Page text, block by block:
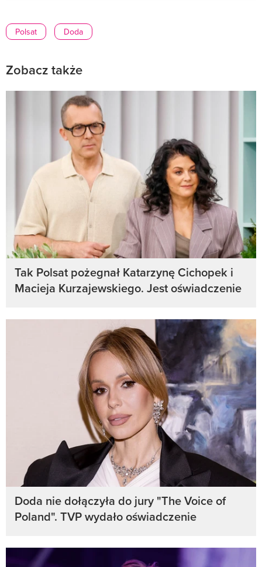
Polsat Doda
Zobacz także
Tak Polsat pożegnał Katarzynę Cichopek i
Macieja Kurzajewskiego. Jest oświadczenie
Doda nie dołączyła do jury "The Voice of
Poland". TVP wydało oświadczenie